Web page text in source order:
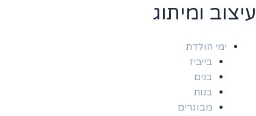
עיצוב ומיתוג
ימי הולדת
בייביז
בנים
בנות
מבוגרים